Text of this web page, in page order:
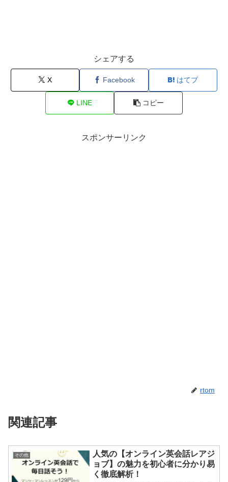
シェアする
X Facebook はてブ
LINE コピー
スポンサーリンク
rtom
関連記事
その他
人気の【オンライン英会話レアジ
ョブ】の魅力を初心者に分かり易
く徹底解析！